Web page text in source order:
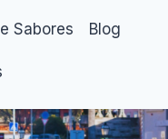
Sabores Blog